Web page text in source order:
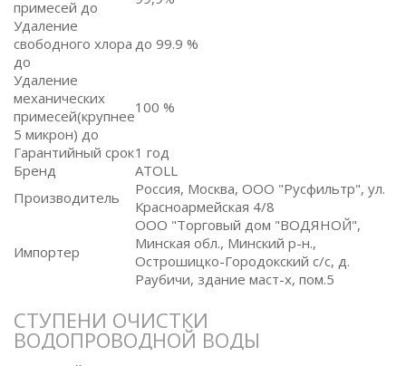
примесей до
Удаление
свободного хлора
до
до 99.9 %
Удаление
механических
примесей(крупнее
5 микрон) до
100 %
Гарантийный срок1 год
Бренд
ATOLL
Производитель
Россия, Москва, ООО "Русфильтр", ул.
Красноармейская 4/8
Импортер
ООО "Торговый дом "ВОДЯНОЙ",
Минская обл., Минский р-н.,
Острошицко-Городокский с/с, д.
Раубичи, здание маст-х, пом.5
СТУПЕНИ ОЧИСТКИ
ВОДОПРОВОДНОЙ ВОДЫ